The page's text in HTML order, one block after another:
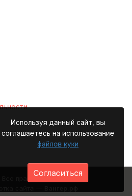
Используя данный сайт, вы
соглашаетесь на использование
файлов куки
Согласиться
права защищены
сайта —